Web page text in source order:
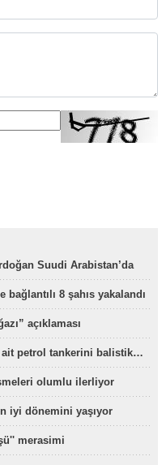
Suudi Arabistan’da
8 şahıs yakalandı
açıklaması
ait petrol tankerini balistik…
olumlu ilerliyor
iyi dönemini yaşıyor
merasimi